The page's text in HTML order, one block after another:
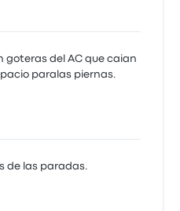
goteras del AC que caian
paralas piernas.
de las paradas.